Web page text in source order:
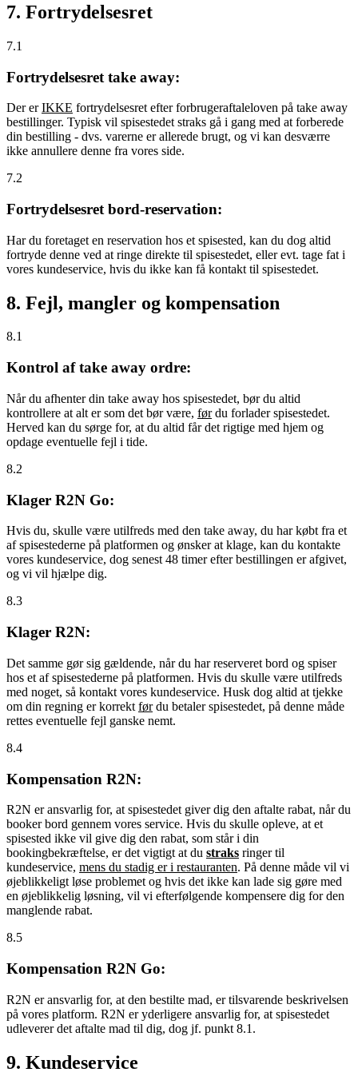
7. Fortrydelsesret
7.1
Fortrydelsesret take away:
Der erIKKE fortrydelsesret efter forbrugeraftaleloven på take away
bestillinger. Typisk vil spisestedet straks gå i gang med at forberede
din bestilling - dvs. varerne er allerede brugt, og vi kan desværre
ikke annullere denne fra vores side.
7.2
Fortrydelsesret bord-reservation:
Har du foretaget en reservation hos et spisested, kan du dog altid
fortryde denne ved at ringe direkte til spisestedet, eller evt. tage fat i
vores kundeservice, hvis du ikke kan få kontakt til spisestedet.
8. Fejl, mangler og kompensation
8.1
Kontrol af take away ordre:
Når du afhenter din take away hos spisestedet, bør du altid
kontrollere at alt er som det bør være, førdu forlader spisestedet.
Herved kan du sørge for, at du altid får det rigtige med hjem og
opdage eventuelle fejl i tide.
8.2
Klager R2N Go:
Hvis du, skulle være utilfreds med den take away, du har købt fra et
af spisestederne på platformen og ønsker at klage, kan du kontakte
vores kundeservice, dog senest 48 timer efter bestillingen er afgivet,
og vi vil hjælpe dig.
8.3
Klager R2N:
Det samme gør sig gældende, når du har reserveret bord og spiser
hos et af spisestederne på platformen. Hvis du skulle være utilfreds
med noget, så kontakt vores kundeservice. Husk dog altid at tjekke
om din regning er korrekt førdu betaler spisestedet, på denne måde
rettes eventuelle fejl ganske nemt.
8.4
Kompensation R2N:
R2N er ansvarlig for, at spisestedet giver dig den aftalte rabat, når du
booker bord gennem vores service. Hvis du skulle opleve, at et
spisested ikke vil give dig den rabat, som står i din
bookingbekræftelse, er det vigtigt at du straks ringer til
kundeservice, mens du stadig er i restauranten. På denne måde vil vi
øjeblikkeligt løse problemet og hvis det ikke kan lade sig gøre med
en øjeblikkelig løsning, vil vi efterfølgende kompensere dig for den
manglende rabat.
8.5
Kompensation R2N Go:
R2N er ansvarlig for, at den bestilte mad, er tilsvarende beskrivelsen
på vores platform. R2N er yderligere ansvarlig for, at spisestedet
udleverer det aftalte mad til dig, dog jf. punkt 8.1.
9. Kundeservice